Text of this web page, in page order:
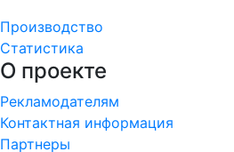
Производство
Статистика
О проекте
Рекламодателям
Контактная информация
Партнеры